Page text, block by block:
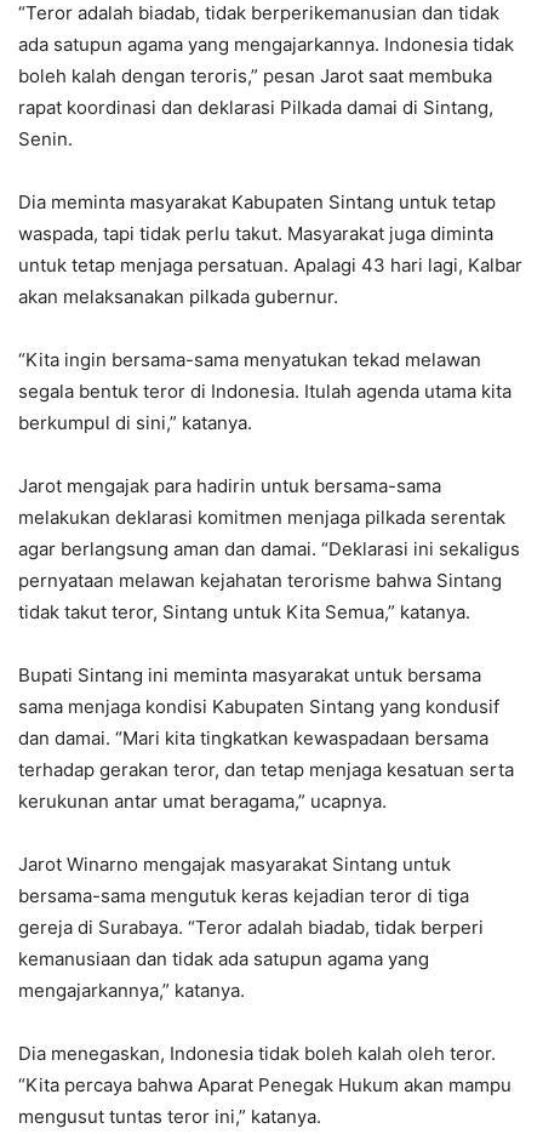
“Teror adalah biadab, tidak berperikemanusian dan tidak
ada satupun agama yang mengajarkannya. Indonesia tidak
boleh kalah dengan teroris,” pesan Jarot saat membuka
rapat koordinasi dan deklarasi Pilkada damai di Sintang,
Senin.
Dia meminta masyarakat Kabupaten Sintang untuk tetap
waspada, tapi tidak perlu takut. Masyarakat juga diminta
untuk tetap menjaga persatuan. Apalagi 43 hari lagi, Kalbar
akan melaksanakan pilkada gubernur.
“Kita ingin bersama-sama menyatukan tekad melawan
segala bentuk teror di Indonesia. Itulah agenda utama kita
berkumpul di sini,” katanya.
Jarot mengajak para hadirin untuk bersama-sama
melakukan deklarasi komitmen menjaga pilkada serentak
agar berlangsung aman dan damai. “Deklarasi ini sekaligus
pernyataan melawan kejahatan terorisme bahwa Sintang
tidak takut teror, Sintang untuk Kita Semua,” katanya.
Bupati Sintang ini meminta masyarakat untuk bersama
sama menjaga kondisi Kabupaten Sintang yang kondusif
dan damai. “Mari kita tingkatkan kewaspadaan bersama
terhadap gerakan teror, dan tetap menjaga kesatuan serta
kerukunan antar umat beragama,” ucapnya.
Jarot Winarno mengajak masyarakat Sintang untuk
bersama-sama mengutuk keras kejadian teror di tiga
gereja di Surabaya. “Teror adalah biadab, tidak berperi
kemanusiaan dan tidak ada satupun agama yang
mengajarkannya,” katanya.
Dia menegaskan, Indonesia tidak boleh kalah oleh teror.
“Kita percaya bahwa Aparat Penegak Hukum akan mampu
mengusut tuntas teror ini,” katanya.